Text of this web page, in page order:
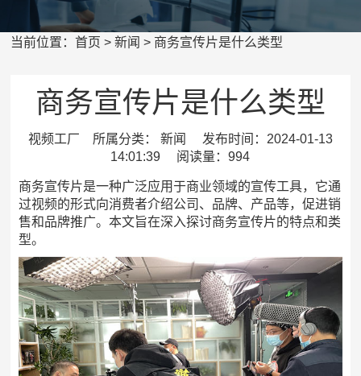
当前位置：首页 >新闻 > 商务宣传片是什么类型
商务宣传片是什么类型
视频工厂 所属分类： 新闻 发布时间：2024-01-13
14:01:39 阅读量：994
商务宣传片是一种广泛应用于商业领域的宣传工具，它通
过视频的形式向消费者介绍公司、品牌、产品等，促进销
售和品牌推广。本文旨在深入探讨商务宣传片的特点和类
型。